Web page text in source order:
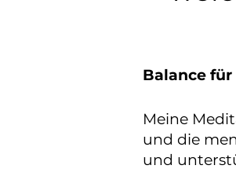
Balance
Meine
und die
und